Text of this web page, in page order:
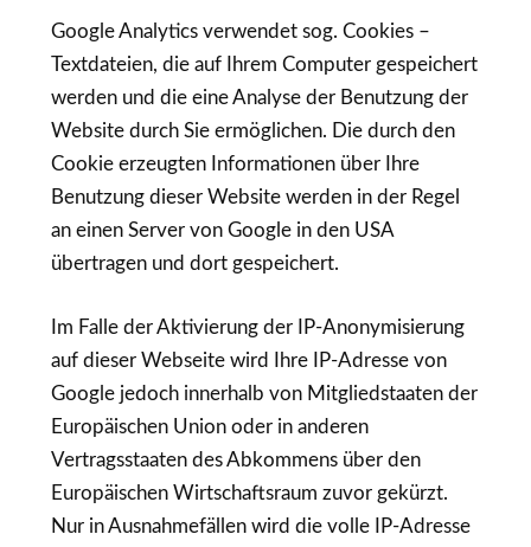
Google Analytics verwendet sog. Cookies –
Textdateien, die auf Ihrem Computer gespeichert
werden und die eine Analyse der Benutzung der
Website durch Sie ermöglichen. Die durch den
Cookie erzeugten Informationen über Ihre
Benutzung dieser Website werden in der Regel
an einen Server von Google in den USA
übertragen und dort gespeichert.
Im Falle der Aktivierung der IP-Anonymisierung
auf dieser Webseite wird Ihre IP-Adresse von
Google jedoch innerhalb von Mitgliedstaaten der
Europäischen Union oder in anderen
Vertragsstaaten des Abkommens über den
Europäischen Wirtschaftsraum zuvor gekürzt.
Nur in Ausnahmefällen wird die volle IP-Adresse